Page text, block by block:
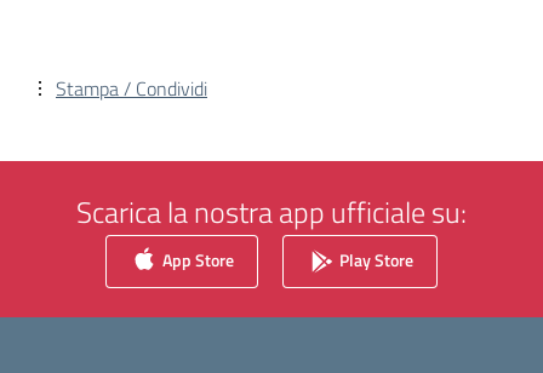
Stampa / Condividi
Scarica la nostra app ufficiale su:
App Store Play Store